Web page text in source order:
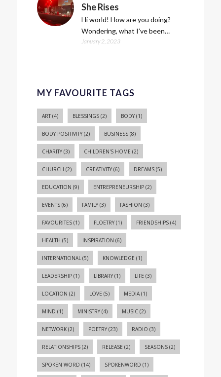
She Rises
Hi world! How are you doing?
Wondering, what I’ve been…
January 2, 2023
MY FAVOURITE TAGS
ART(4) BLESSINGS(2) BODY(1)
BODY POSITIVITY(2) BUSINESS(8)
CHARITY(3) CHILDREN'S HOME (2)
CHURCH (2) CREATIVITY(6) DREAMS(5)
EDUCATION (9) ENTREPRENEURSHIP(2)
EVENTS(6) FAMILY(3) FASHION (3)
FAVOURITES(1) FLOETRY(1) FRIENDSHIPS(4)
HEALTH (5) INSPIRATION (6)
INTERNATIONAL(5) KNOWLEDGE (1)
LEADERSHIP(1) LIBRARY(1) LIFE (3)
LOCATION (2) LOVE (5) MEDIA(1)
MIND (1) MINISTRY(4) MUSIC(2)
NETWORK(2) POETRY(23) RADIO (3)
RELATIONSHIPS(2) RELEASE (2) SEASONS(2)
SPOKEN WORD (14) SPOKENWORD (1)